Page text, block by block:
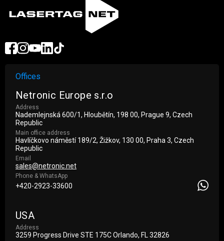
Offices
Netronic Europe s.r.o
Address
Nademlejnská 600/1, Hloubětín, 198 00, Prague 9, Czech
Republic
Main office address
Havlíčkovo náměstí 189/2, Žižkov, 130 00, Praha 3, Czech
Republic
Email
sales@netronic.net
Phone & WhatsApp
+420-2923-33600
USA
Address
3259 Progress Drive STE 175С Orlando, FL 32826